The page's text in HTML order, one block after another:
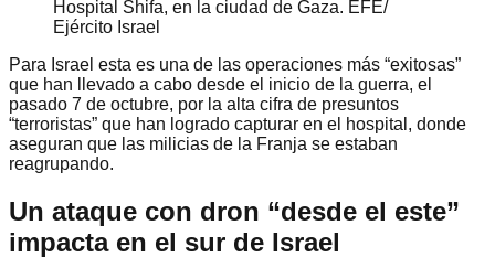
Hospital Shifa, en la ciudad de Gaza. EFE/
Ejército Israel
Para Israel esta es una de las operaciones más “exitosas”
que han llevado a cabo desde el inicio de la guerra, el
pasado 7 de octubre, por la alta cifra de presuntos
“terroristas” que han logrado capturar en el hospital, donde
aseguran que las milicias de la Franja se estaban
reagrupando.
Un ataque con dron “desde el este”
impacta en el sur de Israel